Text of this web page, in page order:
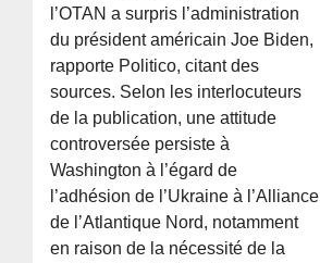
l’OTAN a surpris l’administration
du président américain Joe Biden,
rapporte Politico, citant des
sources. Selon les interlocuteurs
de la publication, une attitude
controversée persiste à
Washington à l’égard de
l’adhésion de l’Ukraine à l’Alliance
de l’Atlantique Nord, notamment
en raison de la nécessité de la